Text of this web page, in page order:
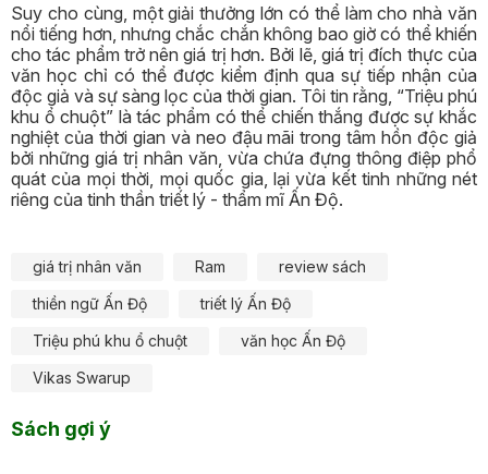
Suy cho cùng, một giải thưởng lớn có thể làm cho nhà văn
nổi tiếng hơn, nhưng chắc chắn không bao giờ có thể khiến
cho tác phẩm trở nên giá trị hơn. Bởi lẽ, giá trị đích thực của
văn học chỉ có thể được kiểm định qua sự tiếp nhận của
độc giả và sự sàng lọc của thời gian. Tôi tin rằng, “Triệu phú
khu ổ chuột” là tác phẩm có thể chiến thắng được sự khắc
nghiệt của thời gian và neo đậu mãi trong tâm hồn độc giả
bởi những giá trị nhân văn, vừa chứa đựng thông điệp phổ
quát của mọi thời, mọi quốc gia, lại vừa kết tinh những nét
riêng của tinh thần triết lý - thẩm mĩ Ấn Độ.
giá trị nhân văn Ram
review sách
thiền ngữ Ấn Độ
triết lý Ấn Độ
Triệu phú khu ổ chuột
văn học Ấn Độ
Vikas Swarup
Sách gợi ý